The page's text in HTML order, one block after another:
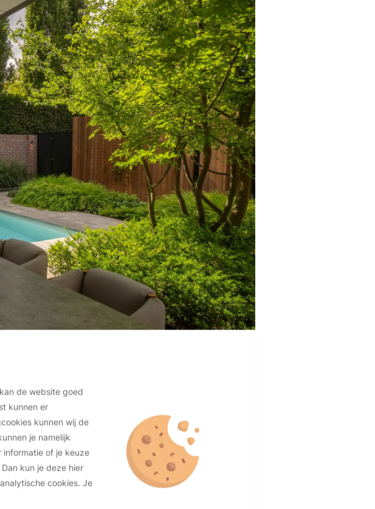
de website goed
kunnen er
kunnen wij de
je namelijk
informatie of je keuze
kun je deze hier
cookies. Je